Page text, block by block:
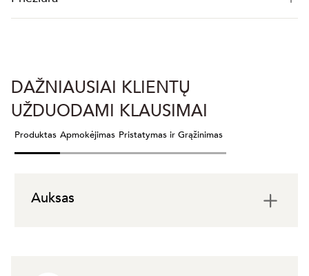
DAŽNIAUSIAI KLIENTŲ
UŽDUODAMI KLAUSIMAI
Produktas Apmokėjimas Pristatymas ir Grąžinimas
Auksas